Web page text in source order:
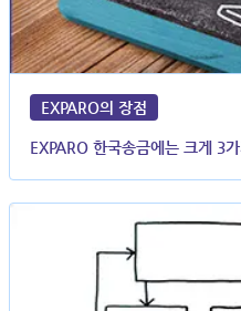
EXPARO의 장점
EXPARO 한국송금에는 크게 3